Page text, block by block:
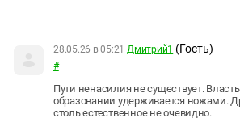
28.05.26 в 05:21 Дмитрий1 (Гость)
#
Пути ненасилия не существует.
образовании удерживается ножами.
столь естественное не очевидно.